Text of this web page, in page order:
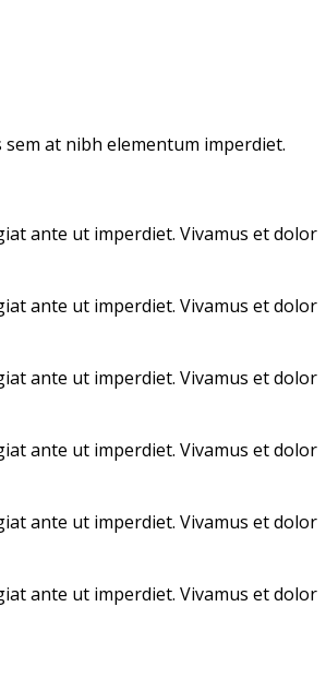
at nibh elementum imperdiet.
ante ut imperdiet. Vivamus et dolor
ante ut imperdiet. Vivamus et dolor
ante ut imperdiet. Vivamus et dolor
ante ut imperdiet. Vivamus et dolor
ante ut imperdiet. Vivamus et dolor
ante ut imperdiet. Vivamus et dolor